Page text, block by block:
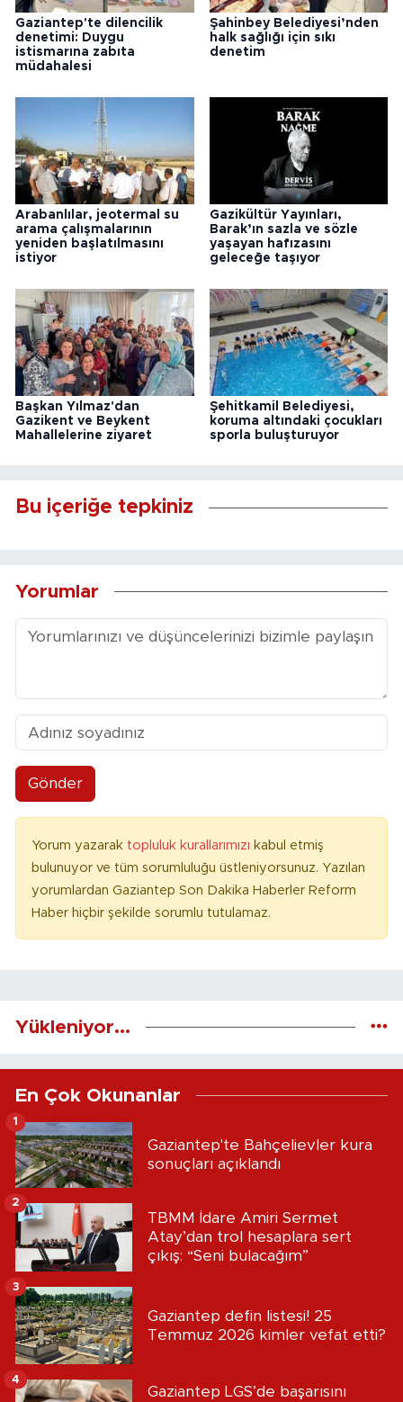
Gaziantep'te dilencilik
denetimi: Duygu
istismarına zabıta
müdahalesi
Şahinbey Belediyesi’nden
halk sağlığı için sıkı
denetim
Arabanlılar, jeotermal su
arama çalışmalarının
yeniden başlatılmasını
istiyor
Gazikültür Yayınları,
Barak’ın sazla ve sözle
yaşayan hafızasını
geleceğe taşıyor
Başkan Yılmaz'dan
Gazikent ve Beykent
Mahallelerine ziyaret
Şehitkamil Belediyesi,
koruma altındaki çocukları
sporla buluşturuyor
Bu içeriğe tepkiniz
Yorumlar
Gönder
Yorum yazarak topluluk kurallarımızı kabul etmiş
bulunuyor ve tüm sorumluluğu üstleniyorsunuz. Yazılan
yorumlardan Gaziantep Son Dakika Haberler Reform
Haber hiçbir şekilde sorumlu tutulamaz.
Yükleniyor...
En Çok Okunanlar
Gaziantep'te Bahçelievler kura
sonuçları açıklandı
1
TBMM İdare Amiri Sermet
Atay’dan trol hesaplara sert
çıkış: “Seni bulacağım”
2
Gaziantep defin listesi! 25
Temmuz 2026 kimler vefat etti?
3
Gaziantep LGS’de başarısını
4